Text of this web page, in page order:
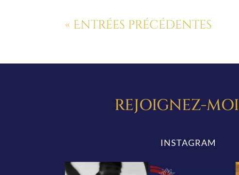
« Entrées précédentes
REJOIGNEZ-
INSTAGRAM